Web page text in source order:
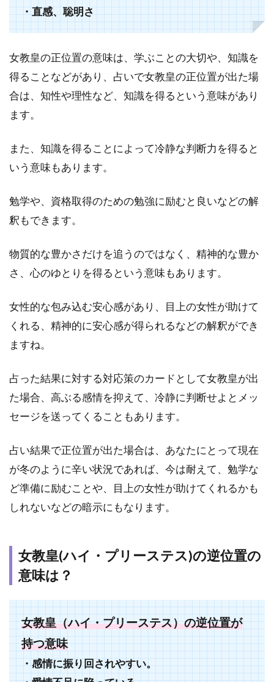
なら
美愛
（ビ
ン）
がオ
スス
・直感、聡明さ
女教皇の正位置の意味は、学ぶことの大切や、知識を
得ることなどがあり、占いで女教皇の正位置が出た場
合は、知性や理性など、知識を得るという意味があり
ます。
また、知識を得ることによって冷静な判断力を得ると
いう意味もあります。
勉学や、資格取得のための勉強に励むと良いなどの解
釈もできます。
物質的な豊かさだけを追うのではなく、精神的な豊か
さ、心のゆとりを得るという意味もあります。
女性的な包み込む安心感があり、目上の女性が助けて
くれる、精神的に安心感が得られるなどの解釈ができ
ますね。
占った結果に対する対応策のカードとして女教皇が出
た場合、高ぶる感情を抑えて、冷静に判断せよとメッ
セージを送ってくることもあります。
占い結果で正位置が出た場合は、あなたにとって現在
が冬のように辛い状況であれば、今は耐えて、勉学な
ど準備に励むことや、目上の女性が助けてくれるかも
しれないなどの暗示にもなります。
女教皇(ハイ・プリーステス)の逆位置の
意味は？
女教皇（ハイ・プリーステス）の逆位置が
持つ意味
・感情に振り回されやすい。